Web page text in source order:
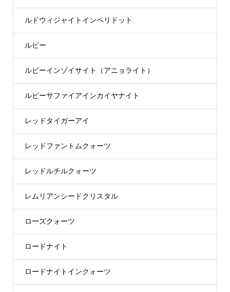
ルドウィジャイトインペリドット
ルビー
ルビーインゾイサイト（アニョライト）
ルビーサファイアインカイヤナイト
レッドタイガーアイ
レッドファントムクォーツ
レッドルチルクォーツ
レムリアンシードクリスタル
ローズクォーツ
ロードナイト
ロードナイトインクォーツ